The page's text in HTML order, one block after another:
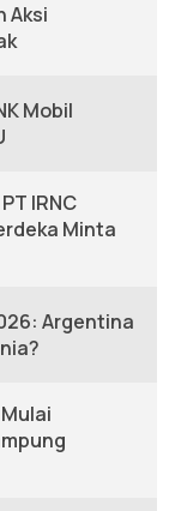
Aksi
Mobil
IRNC
Minta
Argentina